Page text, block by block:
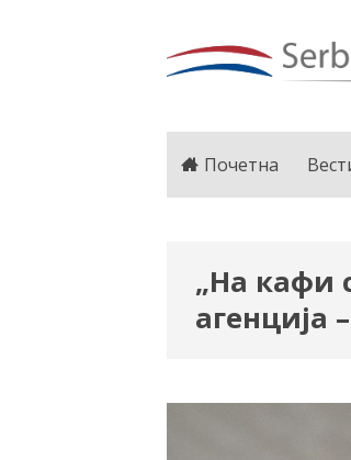
Почетна
„На кафи
агенција